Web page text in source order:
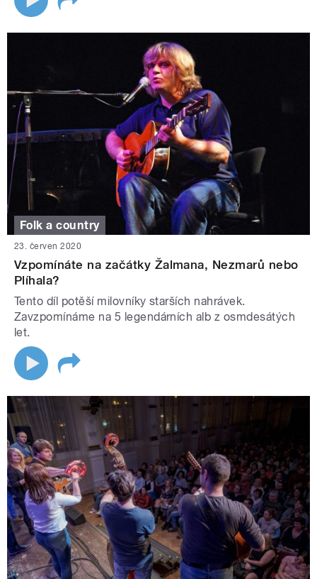
Folk a country
23. červen 2020
Vzpomínáte na začátky Žalmana, Nezmarů nebo
Plíhala?
Tento díl potěší milovníky starších nahrávek.
Zavzpomínáme na 5 legendárních alb z osmdesátých
let.